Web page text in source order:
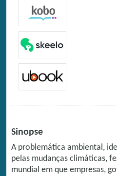
Sinopse
A problemática ambiental,
pelas mudanças climáticas,
mundial em que empresas,